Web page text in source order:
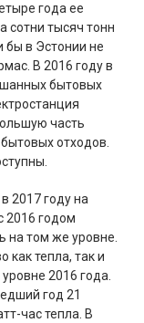
года ее
сотни тысяч тонн
бы в Эстонии не
В 2016 году в
бытовых
часть
отходов.
2017 году на
2016 годом
на том же уровне.
как тепла, так и
2016 года.
год 21
час тепла. В